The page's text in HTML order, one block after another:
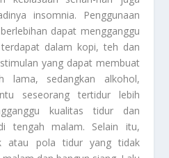
insomnia. Penggunaan
dapat mengganggu
dalam kopi, teh dan
yang dapat membuat
lama, sedangkan alkohol,
seseorang tertidur lebih
kualitas tidur dan
tengah malam. Selain itu,
atau pola tidur yang tidak